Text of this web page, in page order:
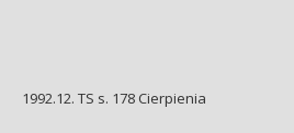
1992.12. TS s. 178 Cierpienia